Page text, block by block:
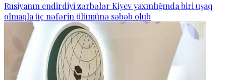
Rusiyanın endirdiyi zərbələr Kiyev yaxınlığında biri uşaq
olmaqla üç nəfərin ölümünə səbəb olub